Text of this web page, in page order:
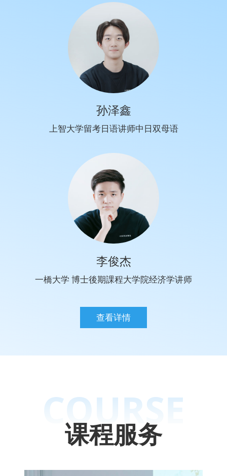
孙泽鑫
上智大学留考日语讲师中日双母语
李俊杰
一橋大学 博士後期課程大学院经济学讲师
查看详情
课程服务
COURSE